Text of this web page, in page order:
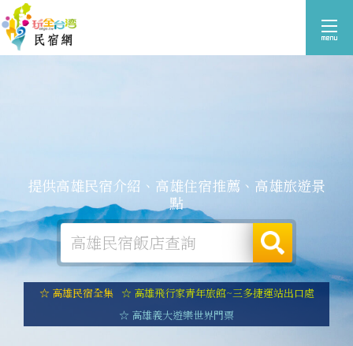
提供高雄民宿介紹、高雄住宿推薦、高雄旅遊景
點
☆ 高雄民宿全集
☆ 高雄飛行家青年旅館~三多捷運站出口處
☆ 高雄義大遊樂世界門票